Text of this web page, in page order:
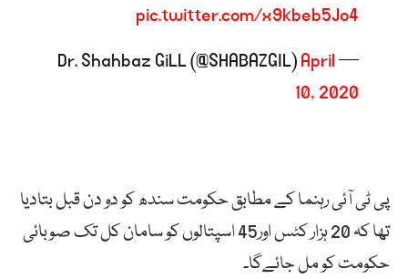
pic.twitter.com/x9kbeb5Jo4
— Dr. Shahbaz GiLL (@SHABAZGIL)
April
10, 2020
پی ٹی آئی رہنما کے مطابق حکومت سندھ کو دو دن قبل بتادیا
تھا کہ 20 ہزار کٹس اور45 اسپتالوں کو سامان کل تک صوبائی
حکومت کو مل جائےگا۔